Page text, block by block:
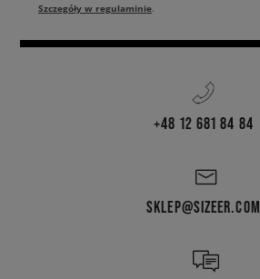
Szczegóły w regulaminie.
+48 12 681 84 84
SKLEP@SIZEER.COM